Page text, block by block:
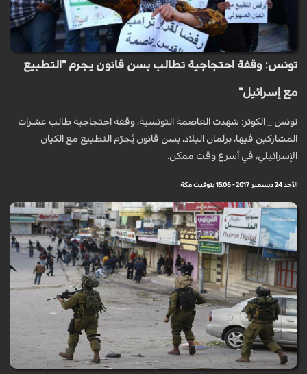
تونس: وقفة احتجاجية تطالب بسن قانون يجرم "التطبيع
مع إسرائيل"
تونس _ الكوثر: شهدت العاصمة التونسية، وقفة احتجاجية طالب عشرات
المشاركين فيها، برلمان البلاد، بسن قانون يُجرّم التطبيع مع الكيان
الإسرائيلي، في أسرع وقت ممكن.
الأحد 24 ديسمبر 2017 - 15:06 بتوقيت مكة